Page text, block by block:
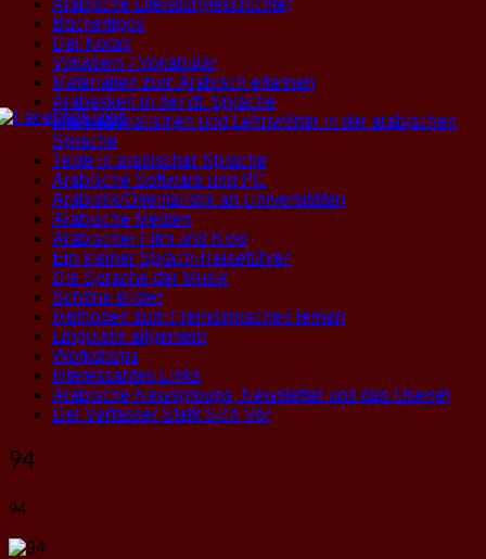
Arabische Literatur(geschichte)
Büchertipps
Der Koran
Vokabeln / Vokabular
Materialien zum Arabisch erlernen
Arabesken in der dt. Sprache
Internationalismen und Lehnwörter in der arabischen
Sprache
Texte in arabischer Sprache
Arabische Software und PC
Arabistik/Orientalistik an Universitäten
Arabische Medien
Arabischer Film und Kino
Ein kleiner Sprach-Reiseführer
Die Sprache der Musik
Schöne Bilder
Methoden zum Fremdsprachen lernen
Linguistik allgemein
Workshops
Interessantes Links
Arabische Newsgroups, Newsletter und das Usenet
Der Verfasser Stellt Sich Vor
94
94